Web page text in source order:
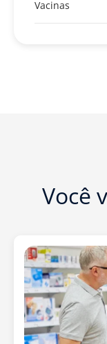
Vacinas
Você